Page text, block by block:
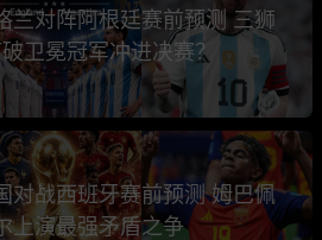
兰对阵阿根廷赛前预测 三狮
卫冕冠军冲进决赛？
对战西班牙赛前预测 姆巴佩
上演最强矛盾之争